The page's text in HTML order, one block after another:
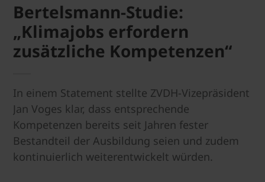
Bertelsmann-Studie:
„Klimajobs erfordern
zusätzliche Kompetenzen“
In einem Statement stellte ZVDH-Vizepräsident
Jan Voges klar, dass entsprechende
Kompetenzen bereits seit Jahren fester
Bestandteil der Ausbildung seien und zudem
kontinuierlich weiterentwickelt würden.